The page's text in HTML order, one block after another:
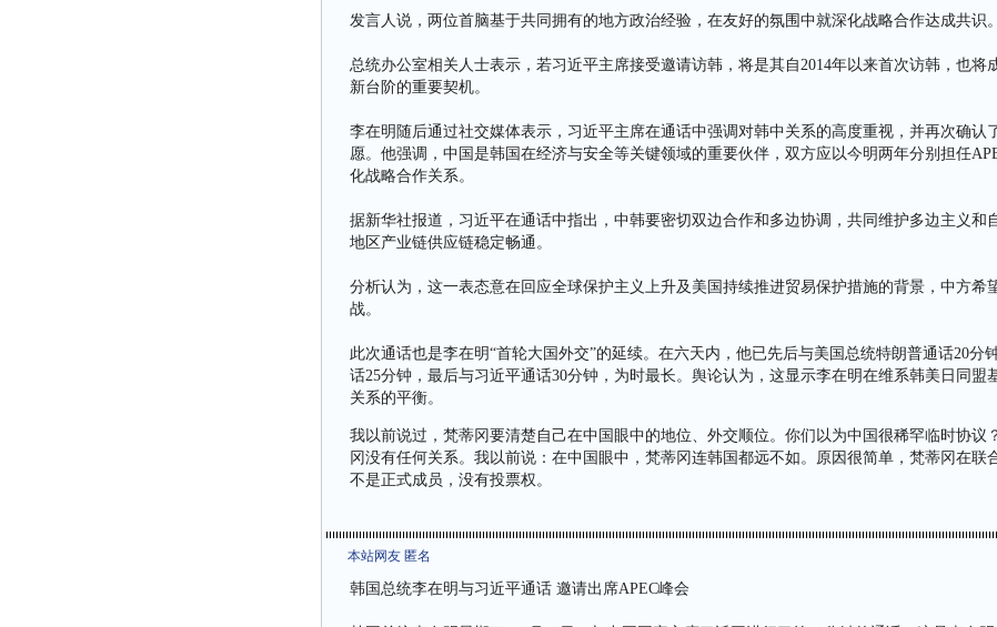
发言人说，两位首脑基于共同拥有的地方政治经验，在友好的氛围中就深化战略合作达成共识。
总统办公室相关人士表示，若习近平主席接受邀请访韩，将是其自2014年以来首次访韩，也将
新台阶的重要契机。
李在明随后通过社交媒体表示，习近平主席在通话中强调对韩中关系的高度重视，并再次确认
愿。他强调，中国是韩国在经济与安全等关键领域的重要伙伴，双方应以今明两年分别担任
化战略合作关系。
据新华社报道，习近平在通话中指出，中韩要密切双边合作和多边协调，共同维护多边主义和
地区产业链供应链稳定畅通。
分析认为，这一表态意在回应全球保护主义上升及美国持续推进贸易保护措施的背景，中方希
战。
此次通话也是李在明“首轮大国外交”的延续。在六天内，他已先后与美国总统特朗普通话20分
话25分钟，最后与习近平通话30分钟，为时最长。舆论认为，这显示李在明在维系韩美日同盟
关系的平衡。
我以前说过，梵蒂冈要清楚自己在中国眼中的地位、外交顺位。你们以为中国很稀罕临时协议
冈没有任何关系。我以前说：在中国眼中，梵蒂冈连韩国都远不如。原因很简单，梵蒂冈在联
不是正式成员，没有投票权。
本站网友 匿名
韩国总统李在明与习近平通话 邀请出席APEC峰会